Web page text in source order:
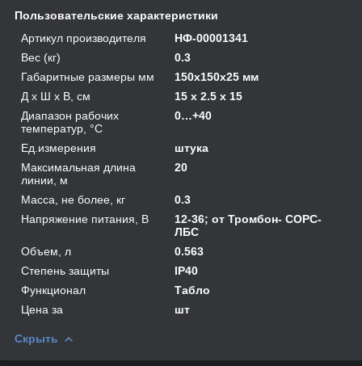
Пользовательские характеристики
Артикул производителя
НФ-00001341
Вес (кг)
0.3
Габаритные размеры мм
150х150х25 мм
Д х Ш х В, см
15 x 2.5 x 15
Диапазон рабочих
температур, °С
0…+40
Ед.измерения
штука
Максимальная длина
линии, м
20
Масса, не более, кг
0.3
Напряжение питания, В
12-36; от Тромбон- СОРС-
ЛБС
Объем, л
0.563
Степень защиты
IP40
Функционал
Табло
Цена за
шт
Скрыть